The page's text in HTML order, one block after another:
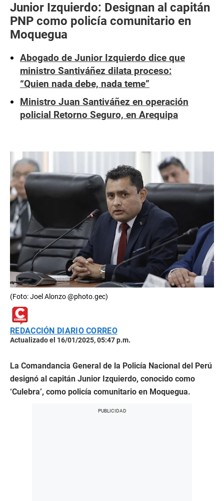
Junior Izquierdo: Designan al capitán
PNP como policía comunitario en
Moquegua
Abogado de Junior Izquierdo dice que
ministro Santiváñez dilata proceso:
“Quien nada debe, nada teme”
Ministro Juan Santiváñez en operación
policial Retorno Seguro, en Arequipa
(Foto: Joel Alonzo @photo.gec)
REDACCIÓN DIARIO CORREO
Actualizado el 16/01/2025, 05:47 p.m.
La Comandancia General de la Policía Nacional del Perú
designó al capitán Junior Izquierdo, conocido como
‘Culebra’, como policía comunitario en Moquegua.